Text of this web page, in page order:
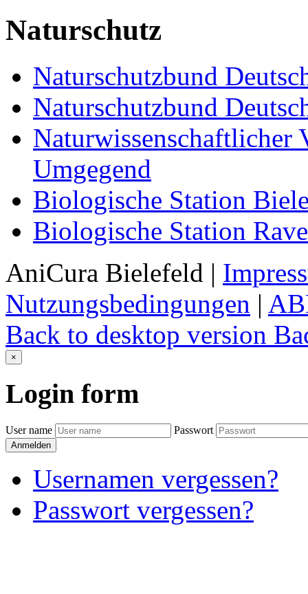
Naturschutz
Naturschutzbund
Naturschutzbund
Naturwissenschaftlicher
Umgegend
Biologische Station
Biologische Station
AniCura Bielefeld |
Nutzungsbedingungen |
Back to desktop version
×
Login form
User name Passwort
Anmelden
Usernamen vergessen?
Passwort vergessen?